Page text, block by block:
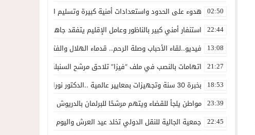
02:50 هدوء على الحدود واستعدادات أمنية كبيرة وتسليم السلطات الإسبانية ل 1500 شخص للسلطات
22:44 استنفار أمني كبير بالناظور وعامل الإقليم يتفقد جاهزية القوات على
13:08 فيديو..لقاء الأحباب وصلة الرحم.. قدماء الهلال والفتح يجددون الوفاء
21:27 اتهامات بالنصب في ملف “فيزا” تلاحق مرشح السنبلة بالدريوش..
18:53 بخبرة 30 سنة وتجهيزات بمعايير عالمية ..الدكتور نورالدين صبار يفتتح عيادته المتخصصة في جراحة العظام بالناظور
23:39 مواطن يلجأ للقضاء ويتهم مرشحًا للبرلمان بالدريوش بالاستيلاء على 22 مليون سنتيم
22:45 جمعية الجالية للنقل الدولي تخلد عيد العرش واليوم الوطني للمهاجر